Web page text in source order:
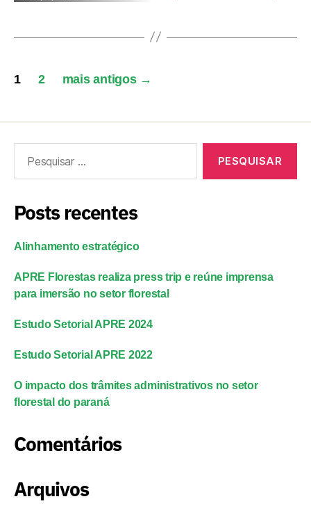
1 2 mais antigos →
Posts recentes
Alinhamento estratégico
APRE Florestas realiza press trip e reúne imprensa
para imersão no setor florestal
Estudo Setorial APRE 2024
Estudo Setorial APRE 2022
O impacto dos trâmites administrativos no setor
florestal do paraná
Comentários
Arquivos